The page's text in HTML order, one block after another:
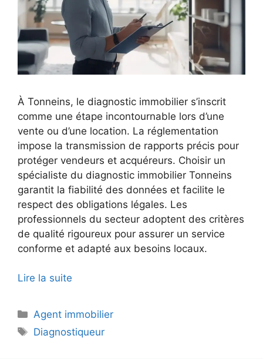
À Tonneins, le diagnostic immobilier s’inscrit
comme une étape incontournable lors d’une
vente ou d’une location. La réglementation
impose la transmission de rapports précis pour
protéger vendeurs et acquéreurs. Choisir un
spécialiste du diagnostic immobilier Tonneins
garantit la fiabilité des données et facilite le
respect des obligations légales. Les
professionnels du secteur adoptent des critères
de qualité rigoureux pour assurer un service
conforme et adapté aux besoins locaux.
Lire la suite
Catégories
Agent immobilier
Étiquettes
Diagnostiqueur